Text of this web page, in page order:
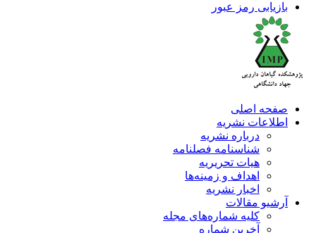
بازیابی رمز عبور
صفحه اصلی
اطلاعات نشریه
درباره نشریه
شناسنامه فصلنامه
هیات تحریریه
اهداف و زمینه‌ها
اخبار نشریه
آرشیو مقالات
کلیه شماره‌های مجله
آخرین شماره